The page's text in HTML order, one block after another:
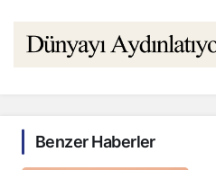
Benzer Haberler